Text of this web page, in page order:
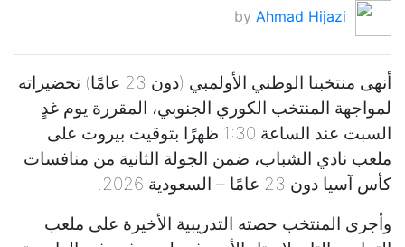
by Ahmad Hijazi
أنهى منتخبنا الوطني الأولمبي (دون 23 عامًا) تحضيراته
لمواجهة المنتخب الكوري الجنوبي، المقررة يوم غدٍ
السبت عند الساعة 1:30 ظهرًا بتوقيت بيروت على
ملعب نادي الشباب، ضمن الجولة الثانية من منافسات
كأس آسيا دون 23 عامًا – السعودية 2026.
وأجرى المنتخب حصته التدريبية الأخيرة على ملعب